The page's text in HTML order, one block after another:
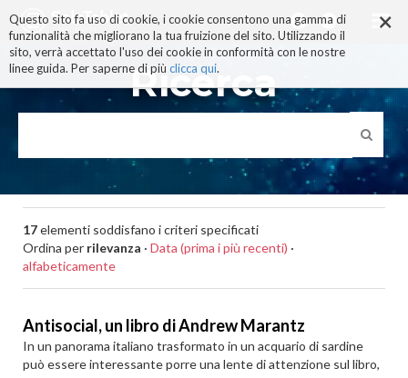
×
Questo sito fa uso di cookie, i cookie consentono una gamma di
funzionalità che migliorano la tua fruizione del sito. Utilizzando il
sito, verrà accettato l'uso dei cookie in conformità con le nostre
linee guida. Per saperne di più clicca qui.
ai
contenuti.
|
alla
navigazione
Ricerca
17elementi soddisfano i criteri specificati
Ordina per rilevanza · Data (prima i più recenti) ·
alfabeticamente
Antisocial, un libro di Andrew Marantz
In un panorama italiano trasformato in un acquario di sardine
può essere interessante porre una lente di attenzione sul libro,